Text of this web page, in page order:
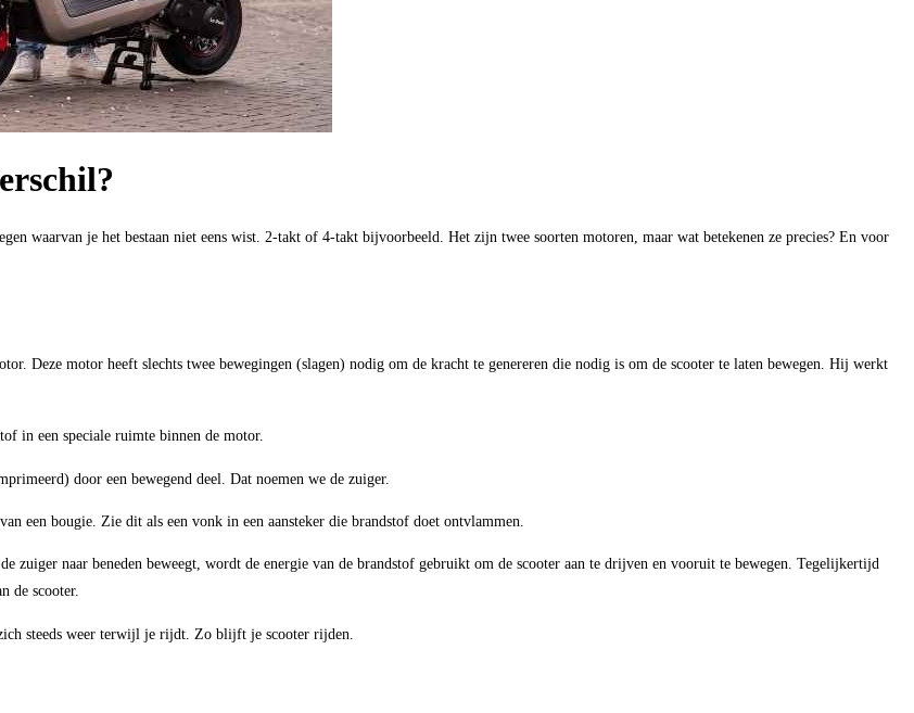
waarvan je het bestaan niet eens wist. 2-takt of 4-takt bijvoorbeeld. Het zijn twee soorten motoren, maar wat betekenen ze precies? En voor
Deze motor heeft slechts twee bewegingen (slagen) nodig om de kracht te genereren die nodig is om de scooter te laten bewegen. Hij werkt
in een speciale ruimte binnen de motor.
door een bewegend deel. Dat noemen we de zuiger.
een bougie. Zie dit als een vonk in een aansteker die brandstof doet ontvlammen.
zuiger naar beneden beweegt, wordt de energie van de brandstof gebruikt om de scooter aan te drijven en vooruit te bewegen. Tegelijkertijd
de scooter.
steeds weer terwijl je rijdt. Zo blijft je scooter rijden.